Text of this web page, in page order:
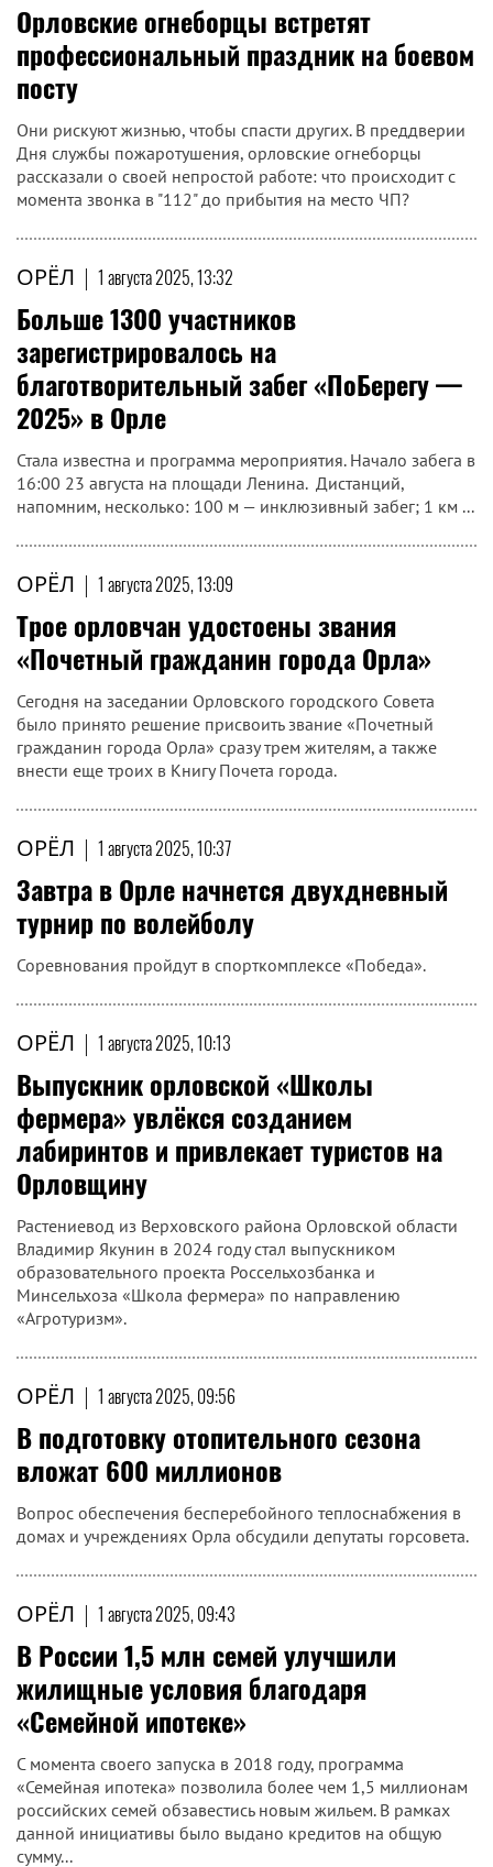
Орловские огнеборцы встретят
профессиональный праздник на боевом
посту
Они рискуют жизнью, чтобы спасти других. В преддверии
Дня службы пожаротушения, орловские огнеборцы
рассказали о своей непростой работе: что происходит с
момента звонка в "112" до прибытия на место ЧП?
ОРЁЛ | 1 августа 2025, 13:32
Больше 1300 участников
зарегистрировалось на
благотворительный забег «ПоБерегу —
2025» в Орле
Стала известна и программа мероприятия. Начало забега в
16:00 23 августа на площади Ленина. Дистанций,
напомним, несколько: 100 м — инклюзивный забег; 1 км ...
ОРЁЛ | 1 августа 2025, 13:09
Трое орловчан удостоены звания
«Почетный гражданин города Орла»
Сегодня на заседании Орловского городского Совета
было принято решение присвоить звание «Почетный
гражданин города Орла» сразу трем жителям, а также
внести еще троих в Книгу Почета города.
ОРЁЛ | 1 августа 2025, 10:37
Завтра в Орле начнется двухдневный
турнир по волейболу
Соревнования пройдут в спорткомплексе «Победа».
ОРЁЛ | 1 августа 2025, 10:13
Выпускник орловской «Школы
фермера» увлёкся созданием
лабиринтов и привлекает туристов на
Орловщину
Растениевод из Верховского района Орловской области
Владимир Якунин в 2024 году стал выпускником
образовательного проекта Россельхозбанка и
Минсельхоза «Школа фермера» по направлению
«Агротуризм».
ОРЁЛ | 1 августа 2025, 09:56
В подготовку отопительного сезона
вложат 600 миллионов
Вопрос обеспечения бесперебойного теплоснабжения в
домах и учреждениях Орла обсудили депутаты горсовета.
ОРЁЛ | 1 августа 2025, 09:43
В России 1,5 млн семей улучшили
жилищные условия благодаря
«Семейной ипотеке»
С момента своего запуска в 2018 году, программа
«Семейная ипотека» позволила более чем 1,5 миллионам
российских семей обзавестись новым жильем. В рамках
данной инициативы было выдано кредитов на общую
сумму...